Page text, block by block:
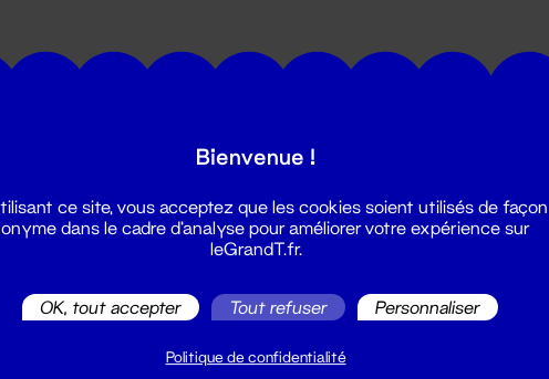
les actualités du Grand T :
Billetterie
billetterie@leGrandT.fr
Bienvenue !
ce site, vous acceptez que les cookies soient utilisés de façon
dans le cadre d'analyse pour améliorer votre expérience sur
leGrandT.fr.
OK, tout accepter Tout refuser Personnaliser
Politique de confidentialité